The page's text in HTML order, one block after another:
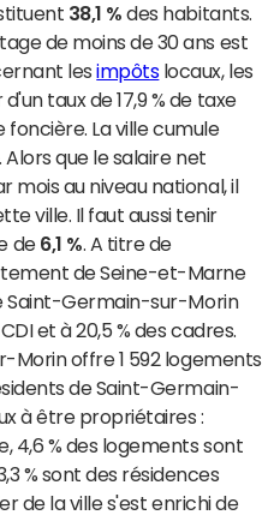
38,1 % des habitants.
de moins de 30 ans est
lesimpôtslocaux, les
taux de 17,9 % de taxe
foncière. La ville cumule
que le salaire net
mois au niveau national, il
ville. Il faut aussi tenir
de 6,1 % . A titre de
de Seine-et-Marne
Saint-Germain-sur-Morin
et à 20,5 % des cadres.
Morin offre 1 592 logements
de Saint-Germain-
à être propriétaires :
4,6 % des logements sont
% sont des résidences
de la ville s'est enrichi de